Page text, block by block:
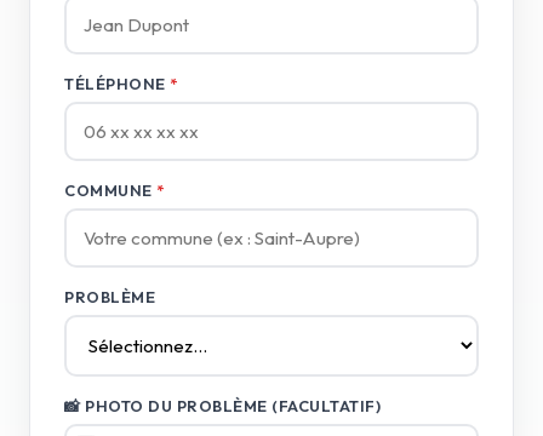
TÉLÉPHONE *
COMMUNE *
PROBLÈME
📸 PHOTO DU PROBLÈME (FACULTATIF)